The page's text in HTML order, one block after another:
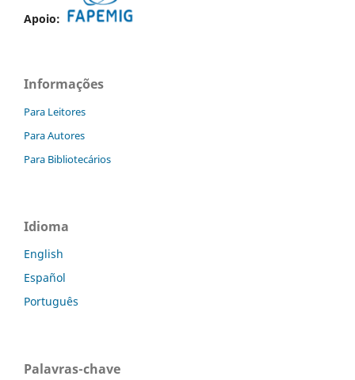
Apoio:
Informações
Para Leitores
Para Autores
Para Bibliotecários
Idioma
English
Español
Português
Palavras-chave